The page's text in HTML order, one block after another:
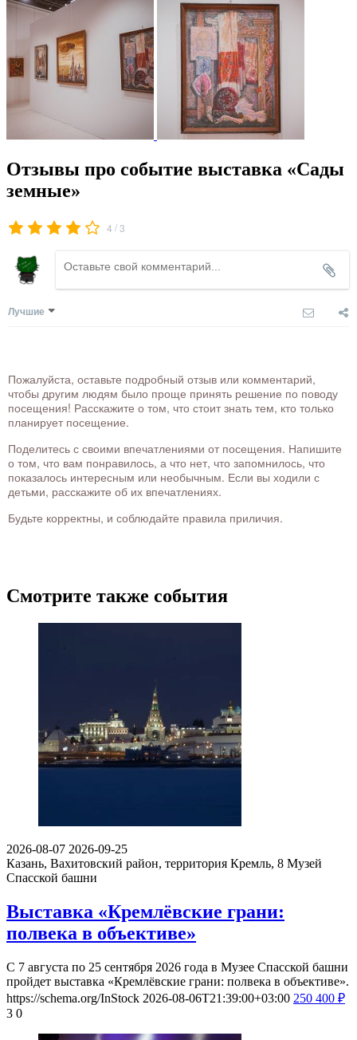
Отзывы про событие выставка «Сады
земные»
4 /3
Лучшие
Пожалуйста, оставьте подробный отзыв или комментарий,
чтобы другим людям было проще принять решение по поводу
посещения! Расскажите о том, что стоит знать тем, кто только
планирует посещение.
Поделитесь с своими впечатлениями от посещения. Напишите
о том, что вам понравилось, а что нет, что запомнилось, что
показалось интересным или необычным. Если вы ходили с
детьми, расскажите об их впечатлениях.
Будьте корректны, и соблюдайте правила приличия.
Смотрите также события
2026-08-07 2026-09-25
Казань, Вахитовский район, территория Кремль, 8 Музей
Спасской башни
Выставка «Кремлёвские грани:
полвека в объективе»
С 7 августа по 25 сентября 2026 года в Музее Спасской башни
пройдет выставка «Кремлёвские грани: полвека в объективе».
https://schema.org/InStock 2026-08-06T21:39:00+03:00 250 400 ₽
3 0